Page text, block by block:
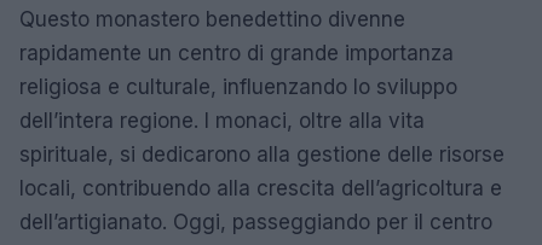
Questo monastero benedettino divenne
rapidamente un centro di grande importanza
religiosa e culturale, influenzando lo sviluppo
dell’intera regione. I monaci, oltre alla vita
spirituale, si dedicarono alla gestione delle risorse
locali, contribuendo alla crescita dell’agricoltura e
dell’artigianato. Oggi, passeggiando per il centro